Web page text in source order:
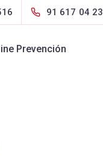
91 617 04 23
Prevención